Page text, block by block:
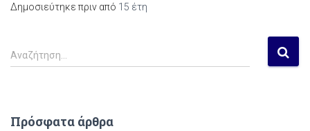
Δημοσιεύτηκε πριν από 15 έτη
Α
ν
τ
Αναζήτηση…
Πρόσφατα άρθρα